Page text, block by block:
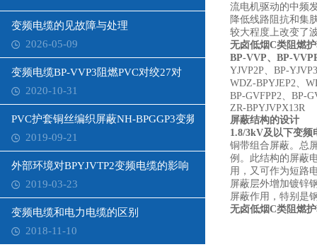
变频电缆的见故障与处理
2026-05-09
变频电缆BP-VVP3阻燃PVC对绞27对
2020-10-31
PVC护套铜丝编织屏蔽NH-BPGGP3变频电缆
2019-09-21
外部环境对BPYJVTP2变频电缆的影响
2019-03-23
变频电缆和电力电缆的区别
2018-11-10
流电机驱动的中频
降低线路阻抗和集
较大程度上改变了
无卤低烟C类阻燃
BP-VVP、BP-
YJVP2P、BP-
WDZ-BPYJEP2、
BP-GVFPP2、BP-
ZR-BPYJVPX13R
屏蔽结构的设计
1.8/3kV及以下变频
铜带组合屏蔽。总
例。此结构的屏蔽
用，又可作为短路
屏蔽层外增加镀锌
屏蔽作用，特别是
无卤低烟C类阻燃